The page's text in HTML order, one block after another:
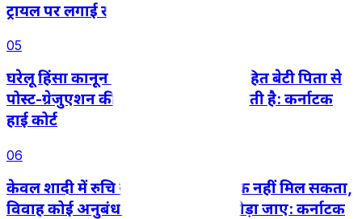
ट्रायल पर लगाई रोक
05
घरेलू हिंसा कानून के तहत बालिग़ अविवाहित बेटी पिता से
पोस्ट-ग्रेजुएशन की पढ़ाई का खर्च मांग सकती है: कर्नाटक
हाई कोर्ट
06
केवल शादी में रुचि खत्म हो जाने से तलाक नहीं मिल सकता,
विवाह कोई अनुबंध नहीं जिसे इच्छा से तोड़ा जाए: कर्नाटक